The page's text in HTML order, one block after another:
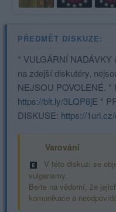
PŘEDMĚT DISKUZE:
* VULGÁRNÍ
na zdejší diskutéry,
NEJSOU POVOLENÉ. *
https://bit.ly/3LQP8jE *
DISKUSE: https://
Varování
V této diskuzi se
vulgarismy.
Berte na vědomí, že
komunikace a